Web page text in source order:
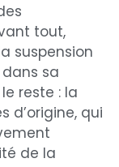
tout,
suspension
sa
reste : la
d’origine, qui
de la